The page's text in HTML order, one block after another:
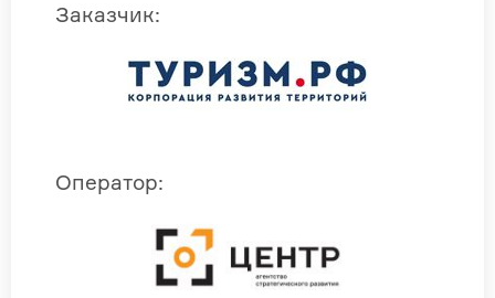
Заказчик:
Оператор: